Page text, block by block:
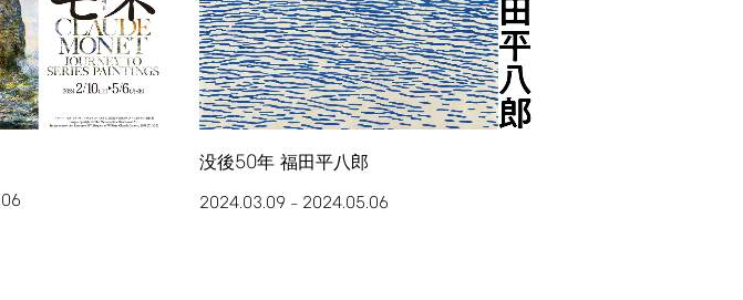
没後50年 福田平八郎
2024.03.09 – 2024.05.06